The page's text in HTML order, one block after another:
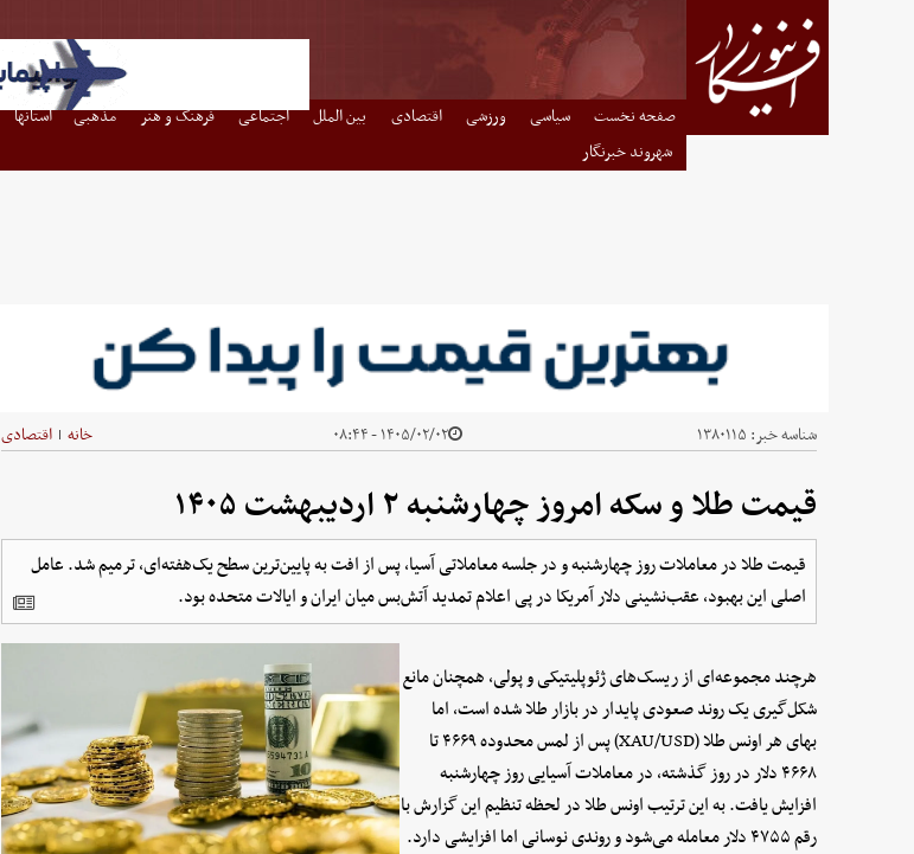
صفحه نخست سیاسی ورزشی اقتصادی بین الملل اجتماعی فرهنگ و هنر مذهبی استانها
شهروند خبرنگار
شناسه خبر: ۱۳۸۰۱۱۵ ۱۴۰۵/۰۲/۰۲ - ۰۸:۴۴ خانه | اقتصادی
قیمت طلا و سکه امروز چهارشنبه ۲ اردیبهشت ۱۴۰۵
قیمت طلا در معاملات روز چهارشنبه و در جلسه معاملاتی آسیا، پس از افت به پایین‌ترین سطح یک‌هفته‌ای، ترمیم شد. عامل
اصلی این بهبود، عقب‌نشینی دلار آمریکا در پی اعلام تمدید آتش‌بس میان ایران و ایالات متحده بود.
هرچند مجموعه‌ای از ریسک‌های ژئوپلیتیکی و پولی، همچنان مانع
شکل‌گیری یک روند صعودی پایدار در بازار طلا شده است، اما
بهای هر اونس طلا (XAU/USD) پس از لمس محدوده ۴۶۶۹ تا
۴۶۶۸ دلار در روز گذشته، در معاملات آسیایی روز چهارشنبه
افزایش یافت. به این ترتیب اونس طلا در لحظه تنظیم این گزارش با
رقم ۴۷۵۵ دلار معامله می‌شود و روندی نوسانی اما افزایشی دارد.